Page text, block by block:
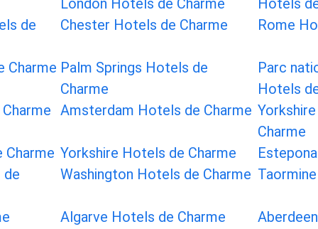
London Hotels de Charme
Hotels
de
Chester Hotels de Charme Rome
Charme Palm Springs Hotels de
Charme
Parc
Hotels
Amsterdam Hotels de Charme
Charme
Yorkshire Hotels de Charme
de
Washington Hotels de Charme
Algarve Hotels de Charme